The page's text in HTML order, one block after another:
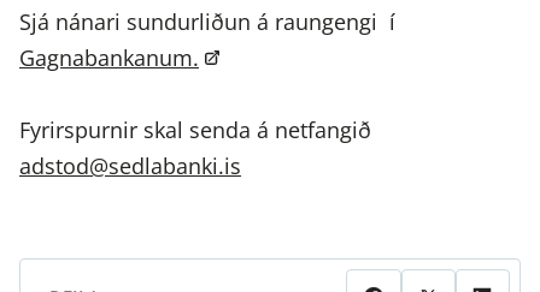
Sjá nánari sundurliðun á raungengi í
Gagnabankanum.
Fyrirspurnir skal senda á netfangið
adstod@sedlabanki.is